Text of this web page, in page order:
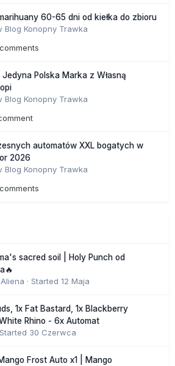
60-65 dni od kiełka do zbioru
Blog Konopny Trawka
Polska Marka z Własną
Blog Konopny Trawka
automatów XXL bogatych w
2026
Blog Konopny Trawka
sacred soil | Holy Punch od
· Started 12 Maja
1x Fat Bastard, 1x Blackberry
Rhino - 6x Automat
Started 30 Czerwca
Frost Auto x1 | Mango